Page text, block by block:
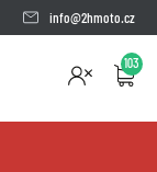
info@2hmoto.cz
103